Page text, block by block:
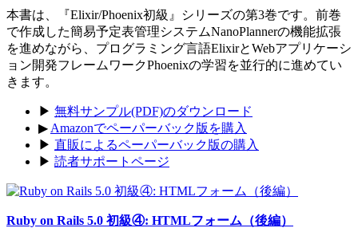
本書は、『Elixir/Phoenix初級』シリーズの第3巻です。前巻
で作成した簡易予定表管理システムNanoPlannerの機能拡張
を進めながら、プログラミング言語ElixirとWebアプリケーシ
ョン開発フレームワークPhoenixの学習を並行的に進めてい
きます。
▶ 無料サンプル(PDF)のダウンロード
▶ Amazonでペーパーバック版を購入
▶ 直販によるペーパーバック版の購入
▶ 読者サポートページ
Ruby on Rails 5.0 初級④: HTMLフォーム（後編）